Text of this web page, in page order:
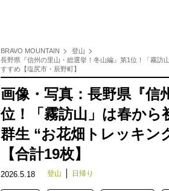
BRAVO MOUNTAIN
登山
長野県『信州の里山・総選挙！冬山編』第1位！「霧訪
すすめ【塩尻市・辰野町】
画像・写真：長野県『信
位！「霧訪山」は春か
群生 “お花畑トレッキン
【合計19枚】
2026.5.18 登山 日帰り